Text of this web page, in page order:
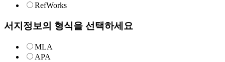
RefWorks
서지정보의 형식을 선택하세요
MLA
APA